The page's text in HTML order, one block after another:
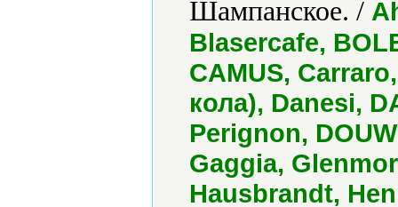
Шампанское. /
Blasercafe,
CAMUS,
кола), Danesi,
Perignon,
Gaggia,
Hausbrandt,